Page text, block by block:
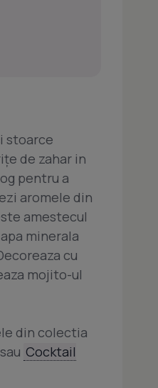
stoarce
de zahar in
pentru a
aromele din
amestecul
minerala
cu
mojito-ul
din colectia
sau Cocktail